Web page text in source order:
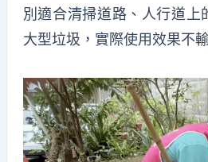
別適合清掃道路、人行道上
大型垃圾，實際使用效果不